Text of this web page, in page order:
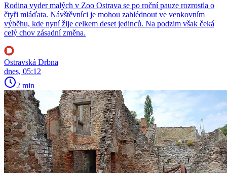
Rodina vyder malých v Zoo Ostrava se po roční pauze rozrostla o
čtyři mláďata. Návštěvníci je mohou zahlédnout ve venkovním
výběhu, kde nyní žije celkem deset jedinců. Na podzim však čeká
celý chov zásadní změna.
Ostravská Drbna
dnes, 05:12
2 min